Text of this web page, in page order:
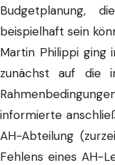
Budgetplanung,
beispielhaft sein
Martin Philippi ging
zunächst auf die
informierte
AH-Abteilung
Fehlens eines AH-